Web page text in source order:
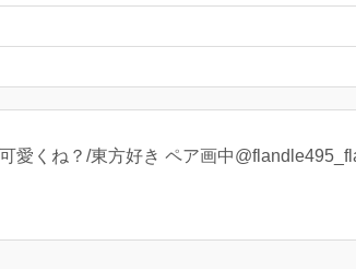
愛くね？/東方好き ペア画中